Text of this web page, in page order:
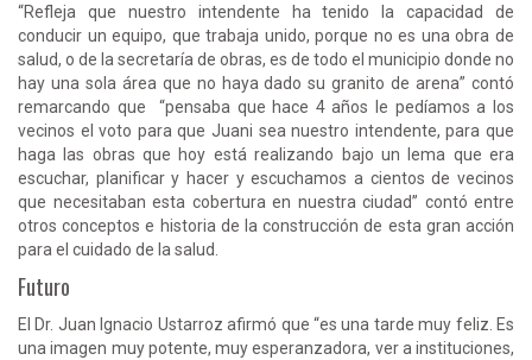
“Refleja que nuestro intendente ha tenido la capacidad de
conducir un equipo, que trabaja unido, porque no es una obra de
salud, o de la secretaría de obras, es de todo el municipio donde no
hay una sola área que no haya dado su granito de arena” contó
remarcando que “pensaba que hace 4 años le pedíamos a los
vecinos el voto para que Juani sea nuestro intendente, para que
haga las obras que hoy está realizando bajo un lema que era
escuchar, planificar y hacer y escuchamos a cientos de vecinos
que necesitaban esta cobertura en nuestra ciudad” contó entre
otros conceptos e historia de la construcción de esta gran acción
para el cuidado de la salud.
Futuro
El Dr. Juan Ignacio Ustarroz afirmó que “es una tarde muy feliz. Es
una imagen muy potente, muy esperanzadora, ver a instituciones,